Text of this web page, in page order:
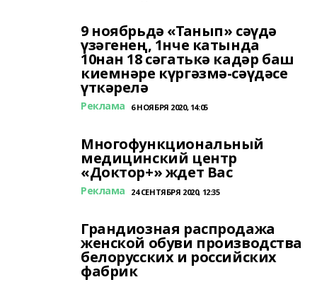
9 ноябрьдә «Танып» сәүдә
үзәгенең, 1нче катында
10нан 18 сәгатькә кадәр баш
киемнәре күргәзмә-сәүдәсе
үткәрелә
Реклама 6 НОЯБРЯ 2020, 14:05
Многофункциональный
медицинский центр
«Доктор+» ждет Вас
Реклама 24 СЕНТЯБРЯ 2020, 12:35
Грандиозная распродажа
женской обуви производства
белорусских и российских
фабрик